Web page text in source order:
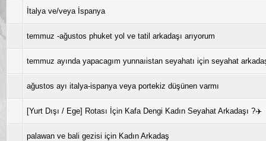
İtalya ve/veya İspanya
temmuz -ağustos phuket yol ve tatil arkadaşı arıyorum
temmuz ayında yapacagım yunnaıistan seyahatı için seyahat
ağustos ayı italya-ispanya veya portekiz düşünen varmı
[Yurt Dışı / Ege] Rotası İçin Kafa Dengi Kadın Seyahat Arkadaşı ?✈️
palawan ve bali gezisi için Kadın Arkadaş